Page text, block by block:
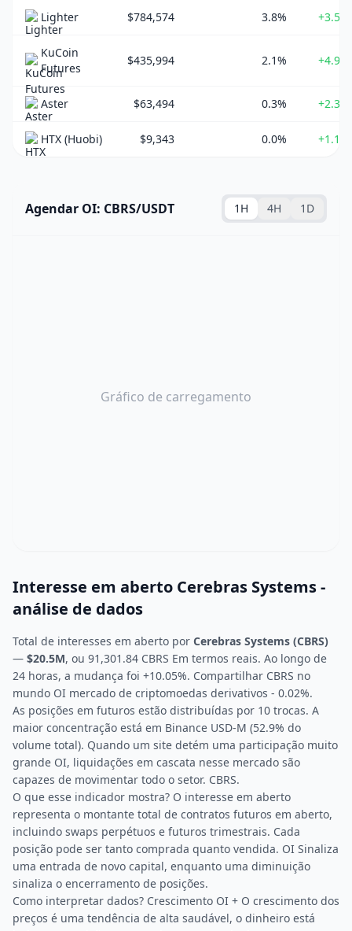
Lighter $784,574 3.8%
KuCoin
Futures
$435,994 2.1%
Aster $63,494 0.3%
HTX (Huobi) $9,343 0.0%
Agendar OI: CBRS/USDT 1H 4H 1D
Gráfico de carregamento
Interesse em aberto Cerebras Systems -
análise de dados
Total de interesses em aberto por Cerebras Systems (CBRS)
— $20.5M, ou 91,301.84 CBRS Em termos reais. Ao longo de
24 horas, a mudança foi +10.05%. Compartilhar CBRS no
mundo OI mercado de criptomoedas derivativos - 0.02%.
As posições em futuros estão distribuídas por 10 trocas. A
maior concentração está em Binance USD-M (52.9% do
volume total). Quando um site detém uma participação muito
grande OI, liquidações em cascata nesse mercado são
capazes de movimentar todo o setor. CBRS.
O que esse indicador mostra? O interesse em aberto
representa o montante total de contratos futuros em aberto,
incluindo swaps perpétuos e futuros trimestrais. Cada
posição pode ser tanto comprada quanto vendida. OI Sinaliza
uma entrada de novo capital, enquanto uma diminuição
sinaliza o encerramento de posições.
Como interpretar dados? Crescimento OI + O crescimento dos
preços é uma tendência de alta saudável, o dinheiro está